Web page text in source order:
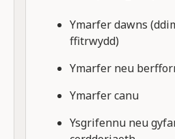
Ymarfer dawns
ffitrwydd)
Ymarfer neu
Ymarfer canu
Ysgrifennu neu